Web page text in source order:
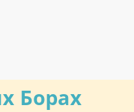
Борах